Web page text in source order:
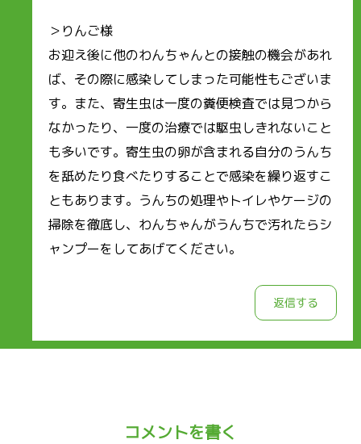
＞りんご様
お迎え後に他のわんちゃんとの接触の機会があれ
ば、その際に感染してしまった可能性もございま
す。また、寄生虫は一度の糞便検査では見つから
なかったり、一度の治療では駆虫しきれないこと
も多いです。寄生虫の卵が含まれる自分のうんち
を舐めたり食べたりすることで感染を繰り返すこ
ともあります。うんちの処理やトイレやケージの
掃除を徹底し、わんちゃんがうんちで汚れたらシ
ャンプーをしてあげてください。
返信する
コメントを書く